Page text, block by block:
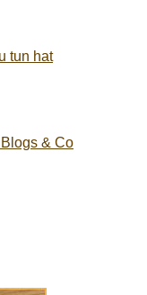
tun hat
& Co